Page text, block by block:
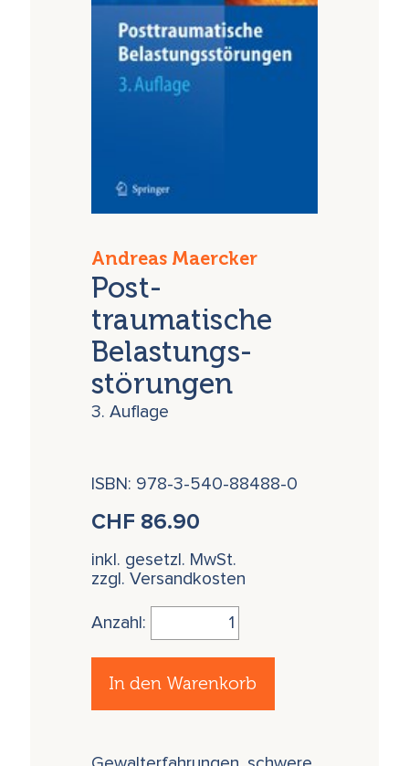
Andreas Maercker
Post-
traumatische
Belastungs-
störungen
3. Auflage
ISBN: 978-3-540-88488-0
CHF 86.90
inkl. gesetzl. MwSt.
zzgl. Versandkosten
Anzahl:
In den Warenkorb